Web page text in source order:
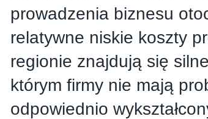
prowadzenia biznesu
relatywne niskie koszty
regionie znajdują się
którym firmy nie mają
odpowiednio